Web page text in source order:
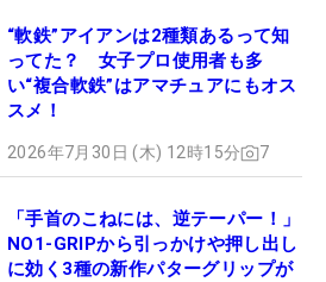
“軟鉄”アイアンは2種類あるって知
ってた？ 女子プロ使用者も多
い“複合軟鉄”はアマチュアにもオス
スメ！
2026年7月30日 (木) 12時15分 7
「手首のこねには、逆テーパー！」
NO1-GRIPから引っかけや押し出し
に効く3種の新作パターグリップが